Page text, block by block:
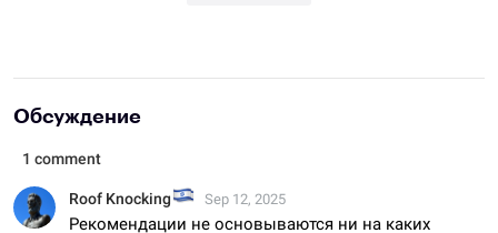
Обсуждение